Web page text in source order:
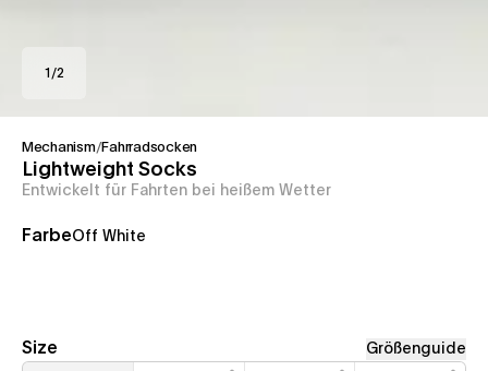
1 /2
Mechanism/Fahrradsocken
Lightweight Socks
Entwickelt für Fahrten bei heißem Wetter
FarbeOff White
Size Größenguide